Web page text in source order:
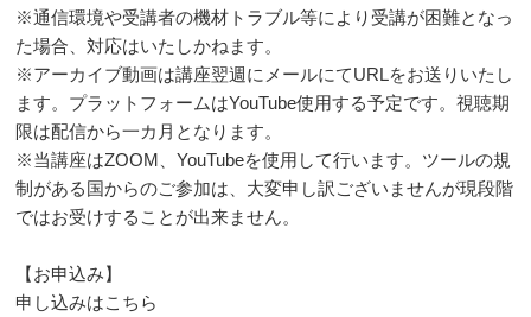
※通信環境や受講者の機材トラブル等により受講が困難となっ
た場合、対応はいたしかねます。
※アーカイブ動画は講座翌週にメールにてURLをお送りいたし
ます。プラットフォームはYouTube使用する予定です。視聴期
限は配信から一カ月となります。
※当講座はZOOM、YouTubeを使用して行います。ツールの規
制がある国からのご参加は、大変申し訳ございませんが現段階
ではお受けすることが出来ません。
【お申込み】
申し込みはこちら